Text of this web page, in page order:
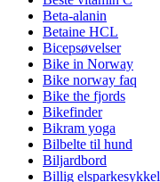
Beta-alanin
Betaine HCL
Bicepsøvelser
Bike in Norway
Bike norway faq
Bike the fjords
Bikefinder
Bikram yoga
Bilbelte til hund
Biljardbord
Billig elsparkesykkel